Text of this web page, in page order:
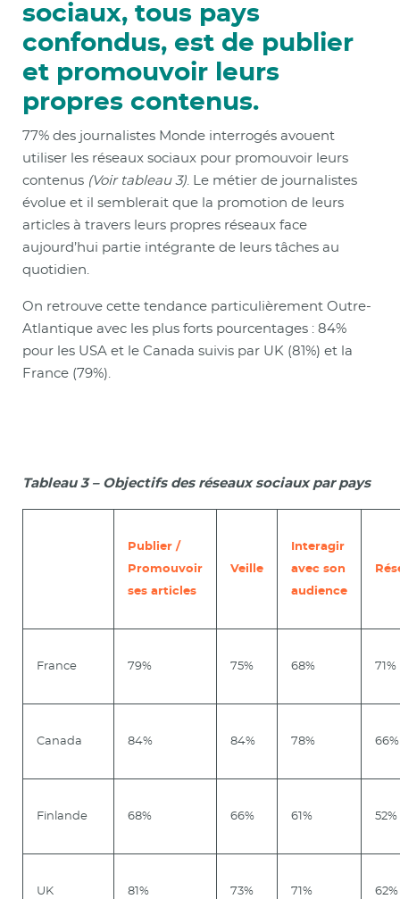
sociaux, tous pays
confondus, est de publier
et promouvoir leurs
propres contenus.
77% des journalistes Monde interrogés avouent
utiliser les réseaux sociaux pour promouvoir leurs
contenus (Voir tableau 3) . Le métier de journalistes
évolue et il semblerait que la promotion de leurs
articles à travers leurs propres réseaux face
aujourd’hui partie intégrante de leurs tâches au
quotidien.
On retrouve cette tendance particulièrement Outre-
Atlantique avec les plus forts pourcentages : 84%
pour les USA et le Canada suivis par UK (81%) et la
France (79%).
Tableau 3 – Objectifs des réseaux sociaux par pays
Publier /
Promouvoir
ses articles
Veille
Interagir
avec son
audience
France 79% 75% 68% 71%
Canada 84% 84% 78% 66%
Finlande 68% 66% 61% 52%
UK 81% 73% 71% 62%